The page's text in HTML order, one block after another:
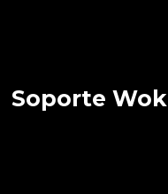
Soporte Wok